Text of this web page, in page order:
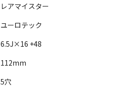
レアマイスター
ユーロテック
6.5J×16 +48
112mm
5穴